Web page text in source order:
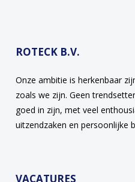
ROTECK B.V.
Onze ambitie is herkenbaar
zoals we zijn. Geen
goed in zijn, met veel
uitzendzaken en persoonlijke
VACATURES